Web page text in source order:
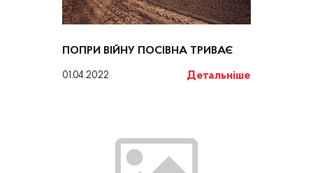
ПОПРИ ВІЙНУ ПОСІВНА ТРИВАЄ
01.04.2022 Детальніше